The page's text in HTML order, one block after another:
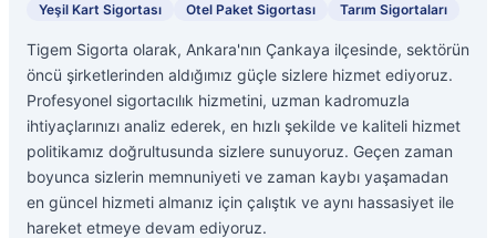
Yeşil Kart Sigortası
Otel Paket Sigortası Tarım Sigortaları
Tigem Sigorta olarak, Ankara'nın Çankaya ilçesinde, sektörün
öncü şirketlerinden aldığımız güçle sizlere hizmet ediyoruz.
Profesyonel sigortacılık hizmetini, uzman kadromuzla
ihtiyaçlarınızı analiz ederek, en hızlı şekilde ve kaliteli hizmet
politikamız doğrultusunda sizlere sunuyoruz. Geçen zaman
boyunca sizlerin memnuniyeti ve zaman kaybı yaşamadan
en güncel hizmeti almanız için çalıştık ve aynı hassasiyet ile
hareket etmeye devam ediyoruz.